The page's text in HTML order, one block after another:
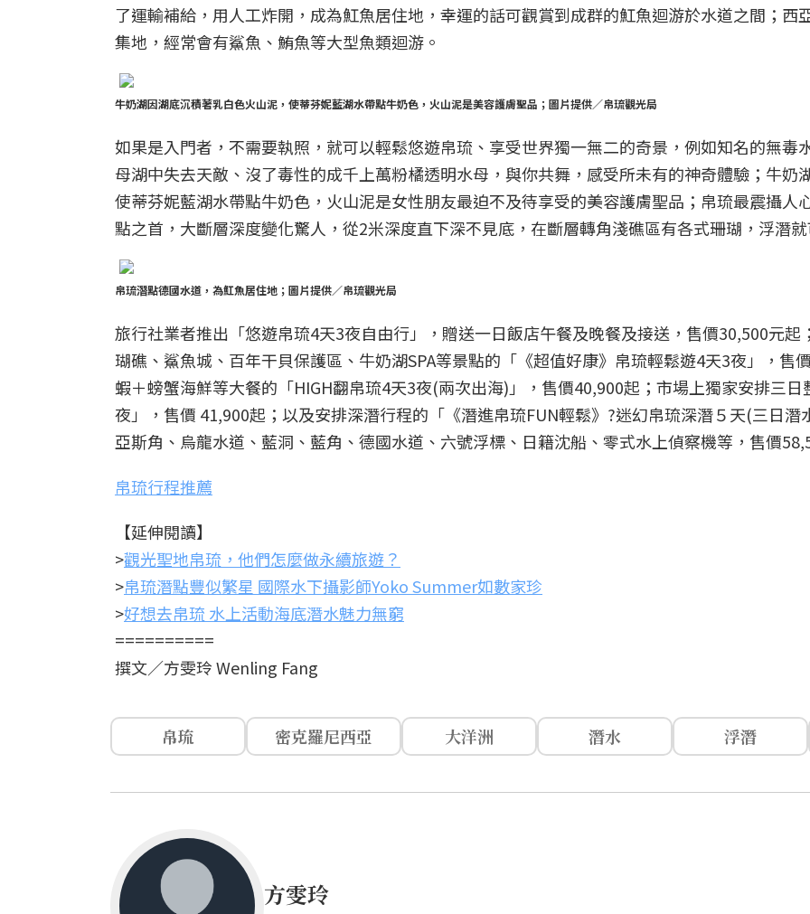
了運輸補給，用人工炸開，成為魟魚居住地，幸運的話可觀賞到成群的魟魚迴游於水道之間；西
集地，經常會有鯊魚、鮪魚等大型魚類迴游。
牛奶湖因湖底沉積著乳白色火山泥，使蒂芬妮藍湖水帶點牛奶色，火山泥是美容護膚聖品；圖片提供／帛琉觀光局
如果是入門者，不需要執照，就可以輕鬆悠遊帛琉、享受世界獨一無二的奇景，例如知名的無毒
母湖中失去天敵、沒了毒性的成千上萬粉橘透明水母，與你共舞，感受所未有的神奇體驗；牛奶
使蒂芬妮藍湖水帶點牛奶色，火山泥是女性朋友最迫不及待享受的美容護膚聖品；帛琉最震攝人
點之首，大斷層深度變化驚人，從2米深度直下深不見底，在斷層轉角淺礁區有各式珊瑚，浮潛
帛琉潛點德國水道，為魟魚居住地；圖片提供／帛琉觀光局
旅行社業者推出「悠遊帛琉4天3夜自由行」，贈送一日飯店午餐及晚餐及接送，售價30,500元
瑚礁、鯊魚城、百年干貝保護區、牛奶湖SPA等景點的「《超值好康》帛琉輕鬆遊4天3夜」，售
蝦＋螃蟹海鮮等大餐的「HIGH翻帛琉4天3夜(兩次出海)」，售價40,900起；市場上獨家安排三
夜」，售價 41,900起；以及安排深潛行程的「《潛進帛琉FUN輕鬆》?迷幻帛琉深潛５天(三日
亞斯角、烏龍水道、藍洞、藍角、德國水道、六號浮標、日籍沈船、零式水上偵察機等，售價
帛琉行程推薦
【延伸閱讀】
>觀光聖地帛琉，他們怎麼做永續旅遊？
>帛琉潛點豐似繁星 國際水下攝影師Yoko Summer如數家珍
>好想去帛琉 水上活動海底潛水魅力無窮
==========
撰文／方雯玲 Wenling Fang
帛琉 密克羅尼西亞 大洋洲 潛水 浮潛
方雯玲